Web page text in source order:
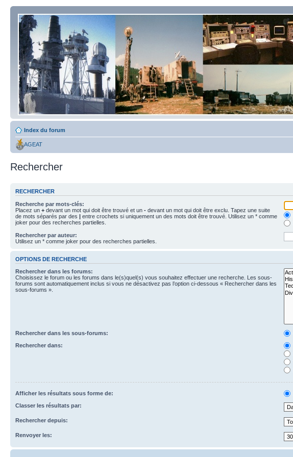
Index du forum
AGEAT
Rechercher
RECHERCHER
Recherche par mots-clés:
Placez un + devant un mot qui doit être trouvé et un - devant un mot qui doit être exclu. Tapez une suite
de mots séparés par des | entre crochets si uniquement un des mots doit être trouvé. Utilisez un * comme
joker pour des recherches partielles.
Rechercher par auteur:
Utilisez un * comme joker pour des recherches partielles.
OPTIONS DE RECHERCHE
Rechercher dans les forums:
Choisissez le forum ou les forums dans le(s)quel(s) vous souhaitez effectuer une recherche. Les sous-
forums sont automatiquement inclus si vous ne désactivez pas l’option ci-dessous « Rechercher dans les
sous-forums ».
Rechercher dans les sous-forums:
Rechercher dans:
Afficher les résultats sous forme de:
Classer les résultats par:
Rechercher depuis:
Renvoyer les: